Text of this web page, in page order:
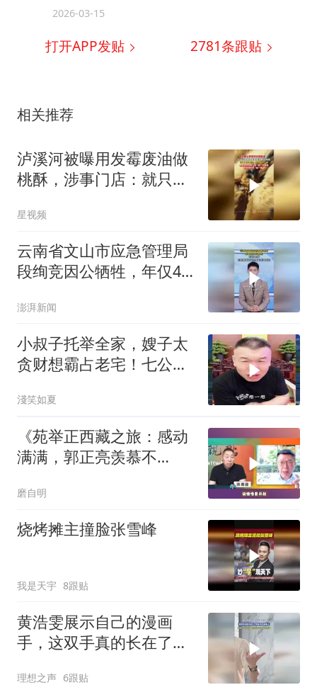
2026-03-15
打开APP发贴 2781条跟贴
相关推荐
泸溪河被曝用发霉废油做
桃酥，涉事门店：就只做
星视频
云南省文山市应急管理局
段绚竞因公牺牲，年仅44
年零伤亡
澎湃新闻
小叔子托举全家，嫂子太
贪财想霸占老宅！七公直
淺笑如夏
《苑举正西藏之旅：感动
满满，郭正亮羡慕不
磨自明
烧烤摊主撞脸张雪峰
我是天宇 8跟贴
黄浩雯展示自己的漫画
手，这双手真的长在了所
理想之声 6跟贴